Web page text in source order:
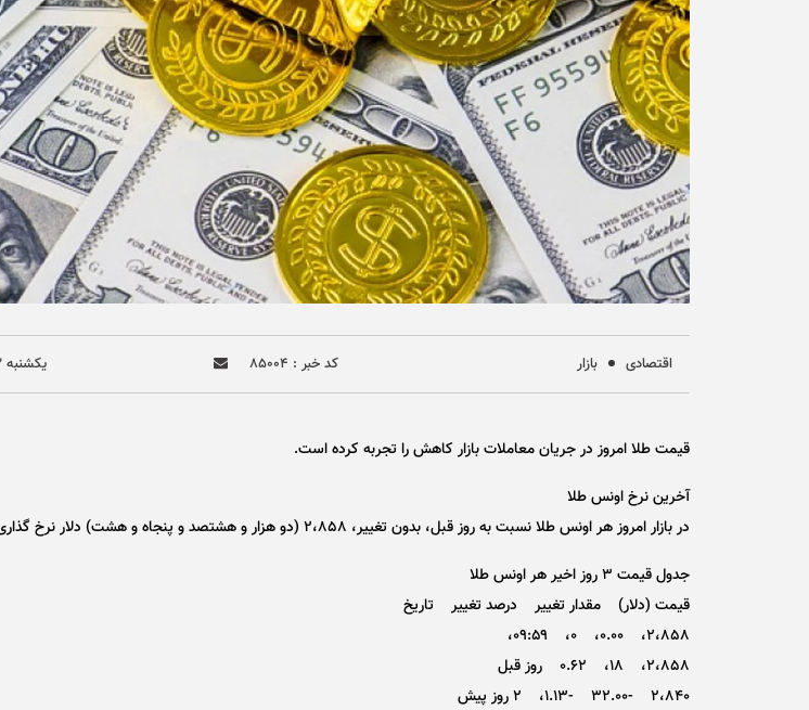
اقتصادی بازار کد خبر : ۸۵۰۰۴ يکشنبه ۱۲ اسفند ۱۴۰۳ - ۱۰:۱۵
قیمت طلا امروز در جریان معاملات بازار کاهش را تجربه کرده است.
آخرین نرخ اونس طلا
در بازار امروز هر اونس طلا نسبت به روز قبل، بدون تغییر، ۲،۸۵۸ (دو هزار و هشتصد و پنجاه و هشت) دلار نرخ گذاری شد.
جدول قیمت ۳ روز اخیر هر اونس طلا
قیمت (دلار) مقدار تغییر درصد تغییر تاریخ
۲،۸۵۸، ۰.۰۰، ۰، ۰۹:۵۹،
۲،۸۵۸، ۱۸، ۰.۶۲ روز قبل
۲،۸۴۰ -۳۲.۰۰ -۱.۱۳، ۲ روز پیش